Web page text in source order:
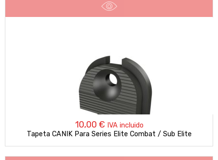
10,00 € IVA incluido
Tapeta CANIK Para Series Elite Combat / Sub Elite